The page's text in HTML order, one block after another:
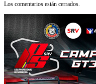
Los comentarios están cerrados.